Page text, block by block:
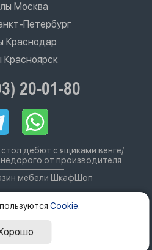
Москва
Петербург
Краснодар
Красноярск
20-01-80
дебют с ящиками венге/
от производителя
мебели ШкафШоп
Cookie